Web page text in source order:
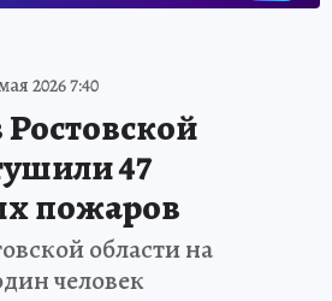
2026 7:40
47
пожаров
области на
человек